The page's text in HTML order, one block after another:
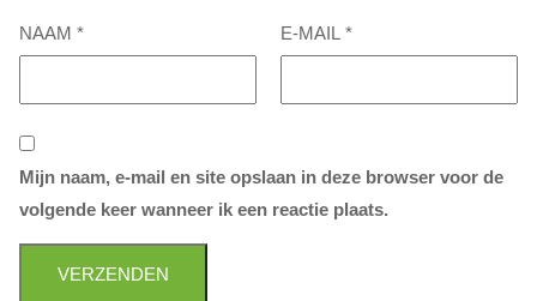
NAAM * E-MAIL *
Mijn naam, e-mail en site opslaan in deze browser voor de
volgende keer wanneer ik een reactie plaats.